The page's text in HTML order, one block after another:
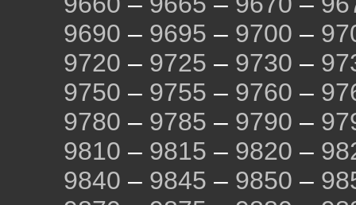
9690 – 9695 – 9700 –
9720 – 9725 – 9730 –
9750 – 9755 – 9760 –
9780 – 9785 – 9790 –
9810 – 9815 – 9820 –
9840 – 9845 – 9850 –